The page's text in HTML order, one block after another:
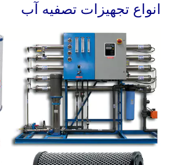
انواع تجهیزات تصفیه آب